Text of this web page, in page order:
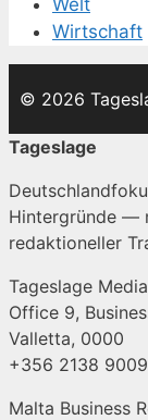
Wirtschaft
© 2026
Tageslage
Hintergründe —
redaktioneller
Tageslage
Office 9,
Valletta, 0000
+356 2138 9009
Malta Business